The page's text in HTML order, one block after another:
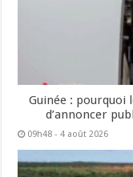
Guinée : pourquoi
d’annoncer
09h48 - 4 août 2026